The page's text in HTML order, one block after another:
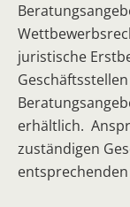
juristische
erhältlich.
zuständigen